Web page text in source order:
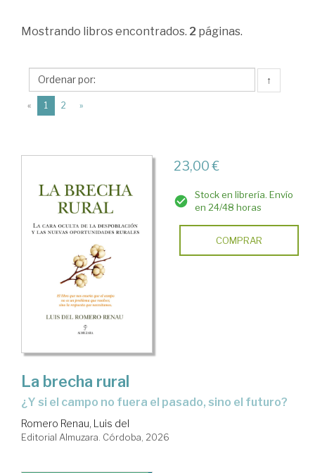
>
>
Estructura
social.
sociedad
como
sistema
social
Sociología
rural
Mostrando libros encontrados. 2 páginas.
↑
« 1 (current)
2 »
23,00 €
Stock en librería. Envío
en 24/48 horas
COMPRAR
La brecha rural
¿Y si el campo no fuera el pasado, sino el futuro?
Romero Renau, Luis del
Editorial Almuzara. Córdoba, 2026